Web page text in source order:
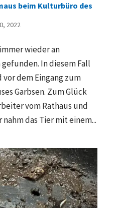
beim Kulturbüro des
2022
wieder an
In diesem Fall
dem Eingang zum
Garbsen. Zum Glück
vom Rathaus und
das Tier mit einem...